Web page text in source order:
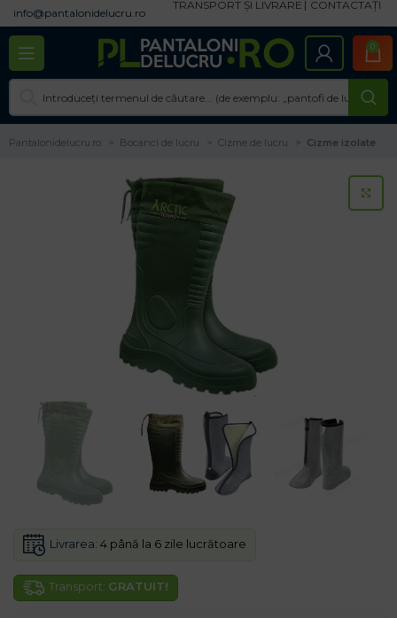
info@pantalonidelucru.ro
TRANSPORT ȘI LIVRARE CONTACTAȚI
0
Pantalonidelucru.ro Bocanci de lucru Cizme de lucru Cizme izolate
Transport: GRATUIT!
Livrarea: 4 până la 6 zile lucrătoare